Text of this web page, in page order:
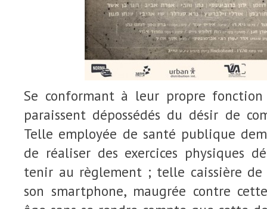
Se conformant à leur propre
paraissent dépossédés du désir de
Telle employée de santé publique
de réaliser des exercices physiques
tenir au règlement ; telle caissière de
son smartphone, maugrée contre